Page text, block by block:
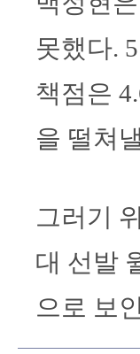
못했다.
책점은
을 떨쳐
그러기
대 선발
으로 보